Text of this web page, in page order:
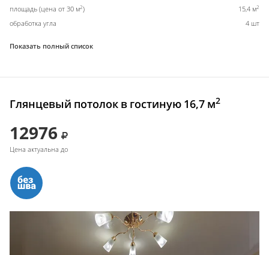
площадь (цена от 30 м2) 15,4 м2
обработка угла 4 шт
Показать полный список
Глянцевый потолок в гостиную 16,7 м2
12976
Цена актуальна до